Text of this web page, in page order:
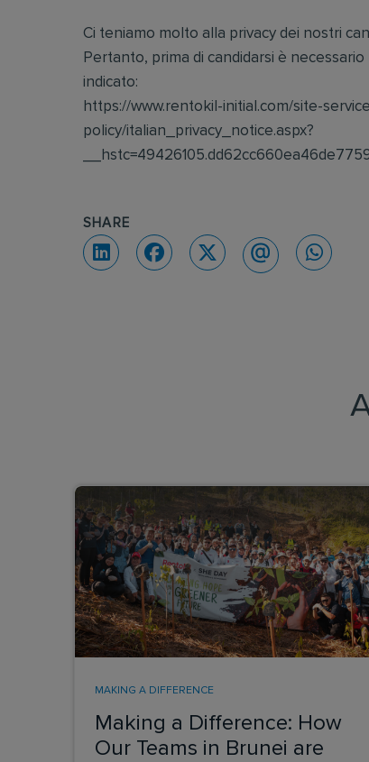
Ci teniamo molto alla privacy dei nostri
Pertanto, prima di candidarsi è
indicato:
https://www.rentokil-initial.com/site-
policy/italian_privacy_notice.aspx?
SHARE
Making a Difference: How
Our Teams in Brunei are
MAKING A DIFFERENCE